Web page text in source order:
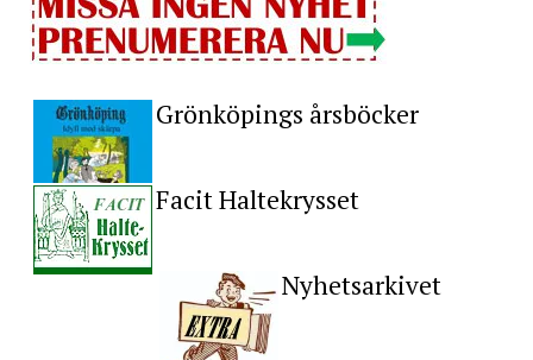
Grönköpings årsböcker
Facit Haltekrysset
Nyhetsarkivet